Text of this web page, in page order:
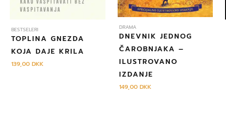
BESTSELERI
TOPLINA GNEZDA
KOJA DAJE KRILA
139,00 DKK
DRAMA
DNEVNIK JEDNOG
ČAROBNJAKA –
ILUSTROVANO
IZDANJE
149,00 DKK